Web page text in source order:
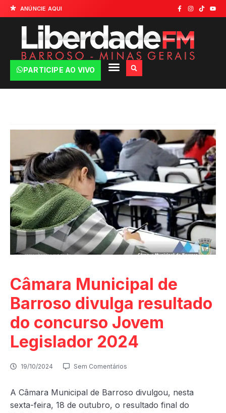
ANÚNCIE AQUI
PARTICIPE AO VIVO
Câmara Municipal de
Barroso divulga resultado
do concurso Jovem
Legislador 2024
19/10/2024 Sem Comentários
A Câmara Municipal de Barroso divulgou, nesta
sexta-feira, 18 de outubro, o resultado final do